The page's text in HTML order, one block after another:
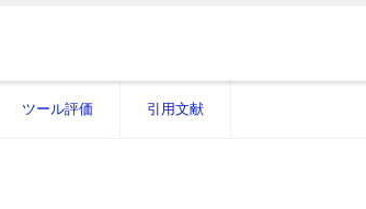
ツール評価 引用文献